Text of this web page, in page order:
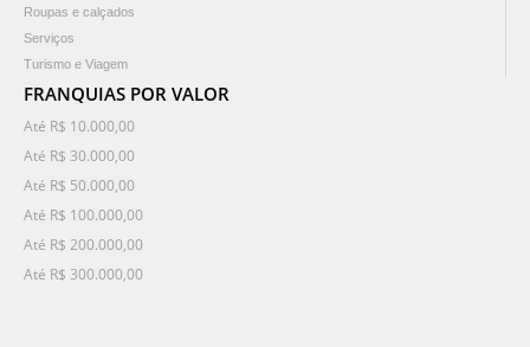
Roupas e calçados
Serviços
Turismo e Viagem
FRANQUIAS POR VALOR
Até R$ 10.000,00
Até R$ 30.000,00
Até R$ 50.000,00
Até R$ 100.000,00
Até R$ 200.000,00
Até R$ 300.000,00